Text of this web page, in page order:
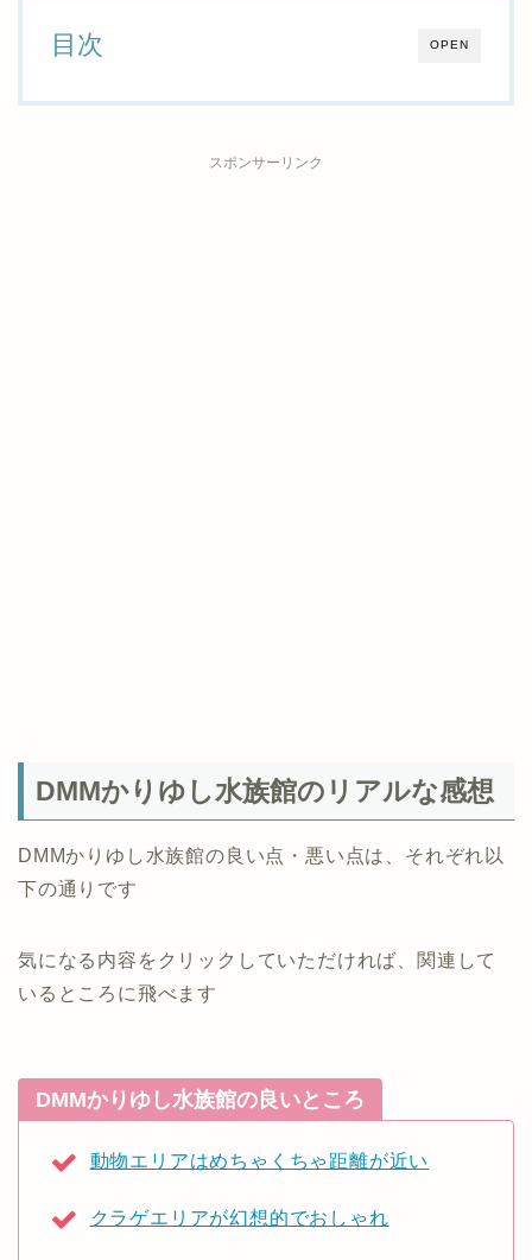
OPEN
目次
スポンサーリンク
DMMかりゆし水族館のリアルな感想
DMMかりゆし水族館の良い点・悪い点は、それぞれ以
下の通りです
気になる内容をクリックしていただければ、関連して
いるところに飛べます
DMMかりゆし水族館の良いところ
動物エリアはめちゃくちゃ距離が近い
クラゲエリアが幻想的でおしゃれ